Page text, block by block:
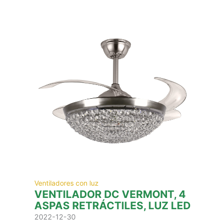
Ventiladores con luz
VENTILADOR DC VERMONT, 4
ASPAS RETRÁCTILES, LUZ LED
2022-12-30